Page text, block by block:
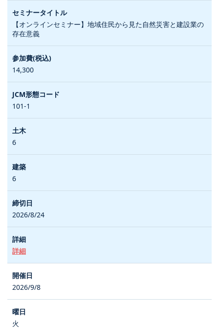
【オンラインセミナー】地域住民から見た自然災害と建設業の
存在意義
14,300
101-1
6
6
2026/8/24
詳細
2026/9/8
火